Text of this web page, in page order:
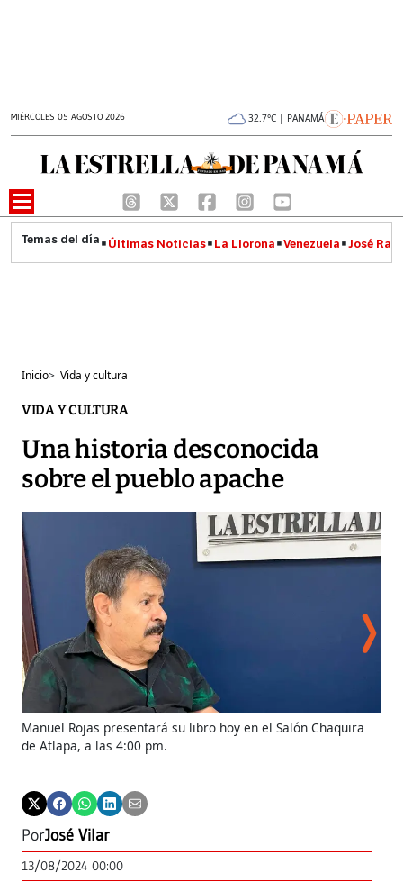
MIÉRCOLES 05 AGOSTO 2026 32.7°C | PANAMÁ
Últimas Noticias La Llorona Venezuela José
Inicio> Vida y cultura
VIDA Y CULTURA
Una historia desconocida
sobre el pueblo apache
Manuel Rojas presentará su libro hoy en el Salón Chaquira
de Atlapa, a las 4:00 pm.
PorJosé Vilar
13/08/2024 00:00